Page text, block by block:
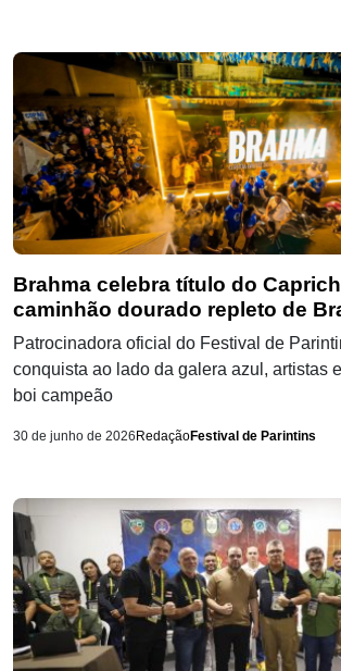
Brahma celebra título do
caminhão dourado repleto de
Patrocinadora oficial do Festival de
conquista ao lado da galera azul, artistas
boi campeão
30 de junho de 2026 RedaçãoFestival de Parintins